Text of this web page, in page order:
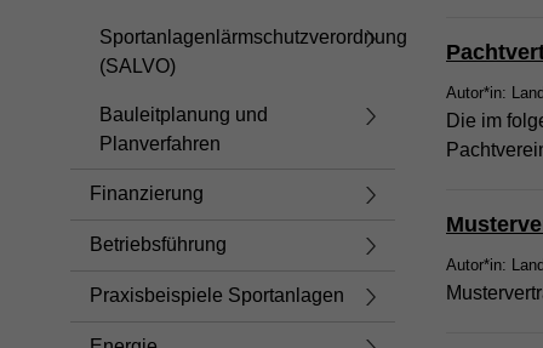
Sportanlagenlärmschutzverordnung
(SALVO)
Bauleitplanung und
Planverfahren
Finanzierung
Betriebsführung
Praxisbeispiele Sportanlagen
Autor*in:
Die im
Autor*in: